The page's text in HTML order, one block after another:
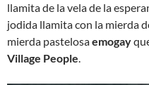
llamita de la vela de la
jodida llamita con la mierda
mierda pastelosaemogay
Village People.